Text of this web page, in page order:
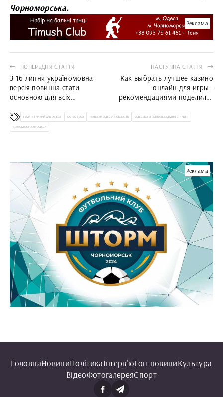
Чорноморська.
Реклама
ПОПЕРЕДНЯ СТАТТЯ
З 16 липня україномовна
версія повинна стати
основною для всіх
НАСТУПНА СТАТТЯ
Как выбрать лучшее казино
онлайн для игры -
рекомендациями поделился
ГУМАНІТАРНИЙ ХАБ ОДЕСА ООН ОДЕСА НОВИНИ ОДЕСЬКА ОБЛАСТЬ ОДЕСЬКА ВІЙСЬКОВА АДМІНІСТРАЦІЯ
ДОПОМОГА ООН ОДЕСА
Реклама
ГоловнаНовиниПолітикаІнтерв'юТоп-новиниКультура
ВідеоФотогалереяСпорт